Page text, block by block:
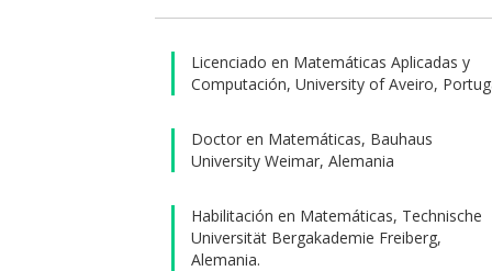
60
Licenciado en Matemáticas Aplicadas y
Computación, University of Aveiro,
Doctor en Matemáticas, Bauhaus
University Weimar, Alemania
Habilitación en Matemáticas, Technische
Universität Bergakademie Freiberg,
Alemania.